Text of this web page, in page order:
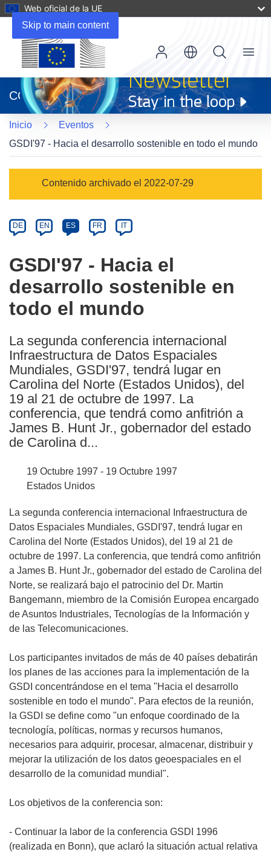
Skip to main content
Web oficial de la UE
abrirá
en
una
nueva
ventana)
CORDIS
Menu
Inicio
Eventos
GSDI'97 - Hacia el desarrollo sostenible en todo el mundo
category
Contenido archivado el 2022-07-29
Article
available
the
following
languages:
DE EN ES FR IT
GSDI'97 - Hacia el
desarrollo sostenible en
todo el mundo
La segunda conferencia internacional
Infraestructura de Datos Espaciales
Mundiales, GSDI'97, tendrá lugar en
Carolina del Norte (Estados Unidos), del
19 al 21 de octubre de 1997. La
conferencia, que tendrá como anfitrión a
James B. Hunt Jr., gobernador del estado
de Carolina d...
19 Octubre 1997 - 19 Octubre 1997
Estados Unidos
La segunda conferencia internacional Infraestructura de
Datos Espaciales Mundiales, GSDI'97, tendrá lugar en
Carolina del Norte (Estados Unidos), del 19 al 21 de
octubre de 1997. La conferencia, que tendrá como anfitrión
a James B. Hunt Jr., gobernador del estado de Carolina del
Norte, se realizará bajo el patrocinio del Dr. Martin
Bangemann, miembro de la Comisión Europea encargado
de Asuntos Industriales, Tecnologías de la Información y
de las Telecomunicaciones.
Los participantes invitados de más de 40 países debatirán
los planes de las acciones para la implementación de la
GSDI concentrándose en el tema "Hacia el desarrollo
sostenible en todo el mundo". Para efectos de la reunión,
la GSDI se define como "un enfoque coordinado de la
tecnología, políticas, normas y recursos humanos,
necesarios para adquirir, procesar, almacenar, distribuir y
mejorar la utilización de los datos geoespaciales en el
desarrollo de la comunidad mundial".
Los objetivos de la conferencia son:
- Continuar la labor de la conferencia GSDI 1996
(realizada en Bonn), que aclaró la situación actual relativa